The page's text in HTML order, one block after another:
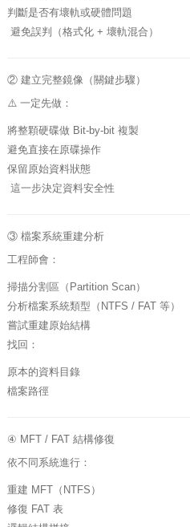
判斷是否有壞軌或硬體問題
避免誤判（格式化 + 壞軌混合）
② 建立完整鏡像（關鍵步驟）
⚠️ 一定先做：
將整顆硬碟做 Bit-by-bit 複製
避免直接在原碟操作
保留原始資料狀態
這一步決定資料安全性
③ 檔案系統重建分析
工程師會：
掃描分割區（Partition Scan）
分析檔案系統類型（NTFS / FAT 等）
嘗試重建原始結構
找回：
原本的資料目錄
檔案路徑
④ MFT / FAT 結構修復
依不同系統進行：
重建 MFT（NTFS）
修復 FAT 表